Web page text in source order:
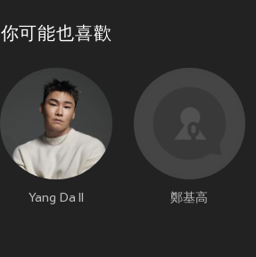
你可能也喜歡
Yang Da Il 鄭基高